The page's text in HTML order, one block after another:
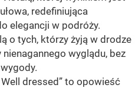
redefiniująca
elegancji w podróży.
o tych, którzy żyją w drodze
wyglądu, bez
dressed” to opowieść